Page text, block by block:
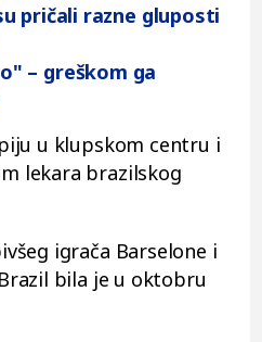
pričali razne gluposti
– greškom ga
u klupskom centru i
lekara brazilskog
igrača Barselone i
bila je u oktobru